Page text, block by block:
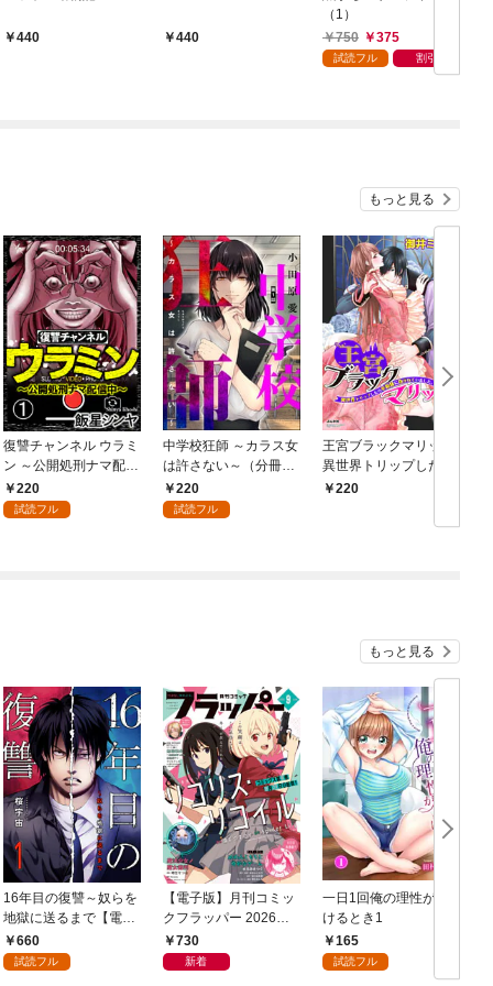
440 440
（1）
750
375
試読フル 割引
もっと見る
復讐チャンネル ウラミ
ン ～公開処刑ナマ配信
中～（分冊版） 【第
1話】
220
試読フル
中学校狂師 ～カラス女
は許さない～（分冊
版） 【第1話】
220
試読フル
王宮ブラックマリッジ
異世界トリップしたら
宰相様に抱かれていま
式は夢の中で！？
220
もっと見る
16年目の復讐～奴らを
地獄に送るまで【電子
単行本版】１
660
試読フル
【電子版】月刊コミッ
クフラッパー 2026年9
月号730
新着
一日1回俺の理性が負
けるとき1
165
試読フル